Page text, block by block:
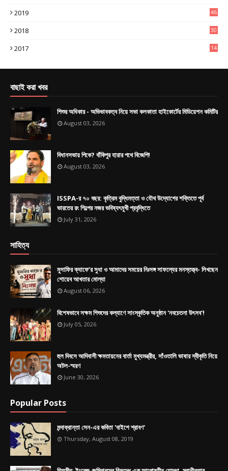
2019
46
2018
30
2017
14
বাছাই করা খবর
শিশুর অধিকার - অভিভাবকত্ব নিয়ে সভা কলকাতা হাইকোর্টের মিডিয়েশন কমিটির
August 03, 2026
বিধানসভায় পিকে? বাঁকিপুর হারার পথে বিজেপি!
August 03, 2026
ISSPA-র ৭০ বছর: কৃত্রিম বুদ্ধিমত্তা ও যৌথ উদ্যোগের শক্তিতে পূর্ব
ভারতের রং শিল্পের নজর ভবিষ্যৎমুখী প্রবৃদ্ধিতে
July 31, 2026
সাহিত্য
মুসাফির ক্যাফে’র সুধা ও আমাদের সময়ের নিঃসঙ্গ সাফল্যের মনস্তত্ত্ব- লিখছেন
শোয়েব আখতার মোল্যা
August 06, 2026
বিশেষভাবে সক্ষম শিশুদের কল্যাণে সাংস্কৃতিক অনুষ্ঠান 'নবচেতনা উৎসব'!
July 05, 2026
হুল দিবসে আদিবাসী ক্ষমতায়নের বার্তা মুখ্যমন্ত্রীর, সাঁওতালি ভাষার স্বীকৃতি নিয়ে
অটল-স্মরণ
June 30, 2026
Popular Posts
মন্দাক্রান্তা সেন-এর কবিতা 'বাইশে শ্রাবণ'
Thursday, August 08, 2019